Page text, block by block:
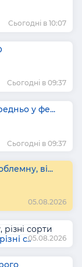
Сьогодні в 10:07
Сьогодні в 09:37
у фе...
Сьогодні в 09:37
ві...
05.08.2026
с..05.08.2026